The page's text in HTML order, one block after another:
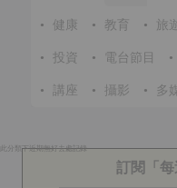
• 健康 • 教育 • 旅
• 投資 • 電台節目 •
• 講座 • 攝影 • 多
此分類下近期無好去處記錄
訂閱「每